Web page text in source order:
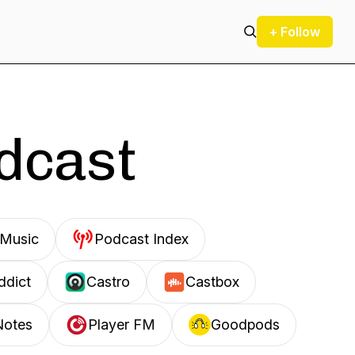
+ Follow
Podcast Index
Castro Castbox
Player FM Goodpods